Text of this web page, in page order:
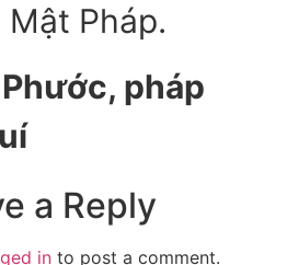
Pháp.
pháp
a Reply
into post a comment.